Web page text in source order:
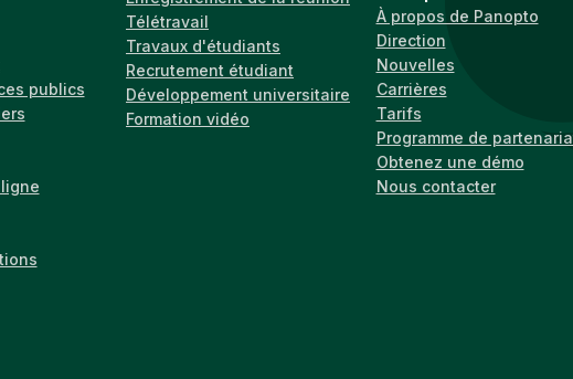
publics
Télétravail
Travaux d'étudiants
Recrutement étudiant
Développement universitaire
Formation vidéo
À propos de Panopto
Direction
Nouvelles
Carrières
Tarifs
Programme de
Obtenez une démo
Nous contacter